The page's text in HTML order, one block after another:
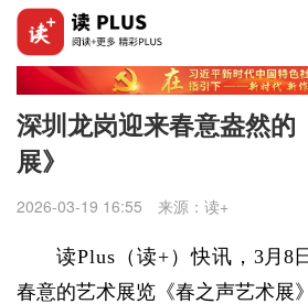
深圳龙岗迎来春意盎然的
展》
2026-03-19 16:55 来源： 读+
读Plus（读+）快讯， 3月8
春意的艺术展览《春之声艺术展